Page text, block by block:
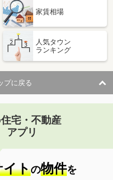
家賃相場
人気タウン
ランキング
プに戻る
宅・不動産
アプリ
イトの物件を